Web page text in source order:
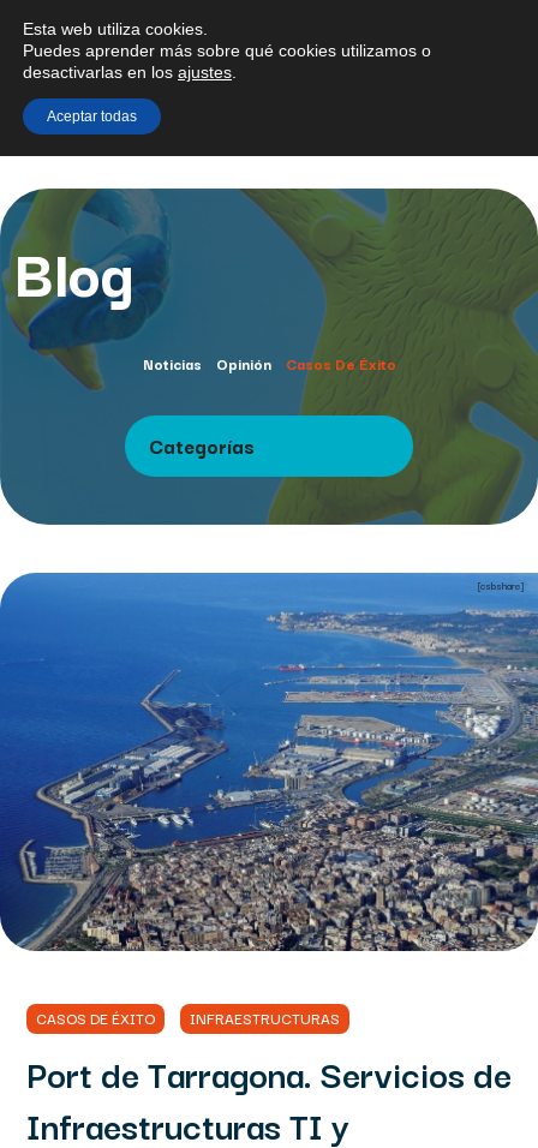
Blog
Noticias Opinión Casos De Éxito
Categorías
[csbshare]
CASOS DE ÉXITO INFRAESTRUCTURAS
Port de Tarragona. Servicios de
Infraestructuras TI y
Esta web utiliza cookies.
Puedes aprender más sobre qué cookies utilizamos o
desactivarlas en los ajustes
Aceptar todas